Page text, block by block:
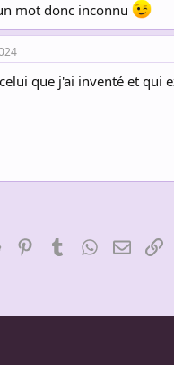
mot donc inconnu
que j'ai inventé et qui
Reddit PinterestTumblrWhatsApp
Email